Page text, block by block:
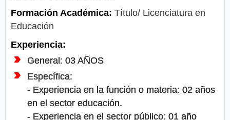
Formación Académica: Título/ Licenciatura en
Educación
Experiencia:
General: 03 AÑOS
Específica:
- Experiencia en la función o materia: 02 años
en el sector educación.
- Experiencia en el sector público: 01 año